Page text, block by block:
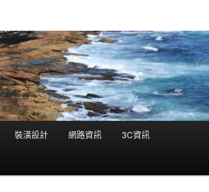
裝潢設計 網路資訊 3C資訊